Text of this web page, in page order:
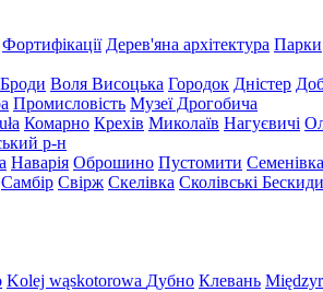
Фортифікації Дерев'яна архітектура Парки
Броди Воля Висоцька Городок Дністер
Промисловість Музеї Дрогобича
Комарно Крехів Миколаїв Нагуєвичі
р-н
Наварія Оброшино Пустомити Семенівка
Самбір Свірж Скелівка Сколівські Бескиди
Kolej wąskotorowa Дубно Клевань